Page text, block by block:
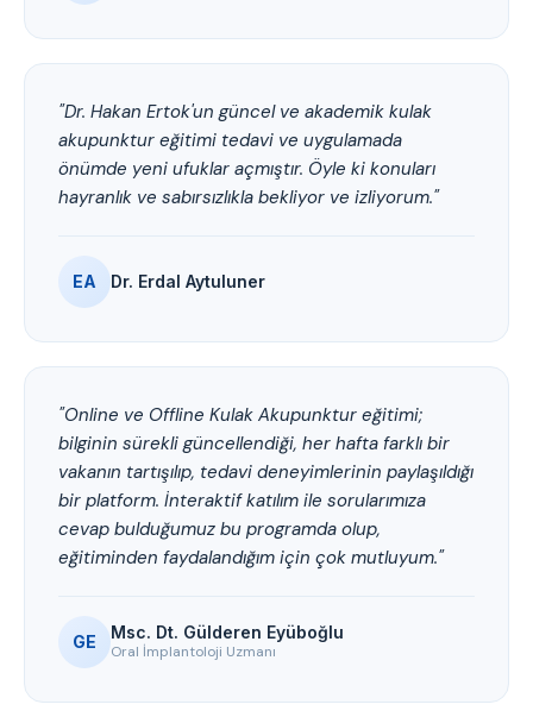
"Dr. Hakan Ertok'un güncel ve akademik kulak
akupunktur eğitimi tedavi ve uygulamada
önümde yeni ufuklar açmıştır. Öyle ki konuları
hayranlık ve sabırsızlıkla bekliyor ve izliyorum."
EA Dr. Erdal Aytuluner
"Online ve Offline Kulak Akupunktur eğitimi;
bilginin sürekli güncellendiği, her hafta farklı bir
vakanın tartışılıp, tedavi deneyimlerinin paylaşıldığı
bir platform. İnteraktif katılım ile sorularımıza
cevap bulduğumuz bu programda olup,
eğitiminden faydalandığım için çok mutluyum."
GE Msc. Dt. Gülderen Eyüboğlu
Oral İmplantoloji Uzmanı